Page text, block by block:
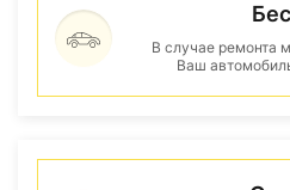
В случае ремонта
Ваш